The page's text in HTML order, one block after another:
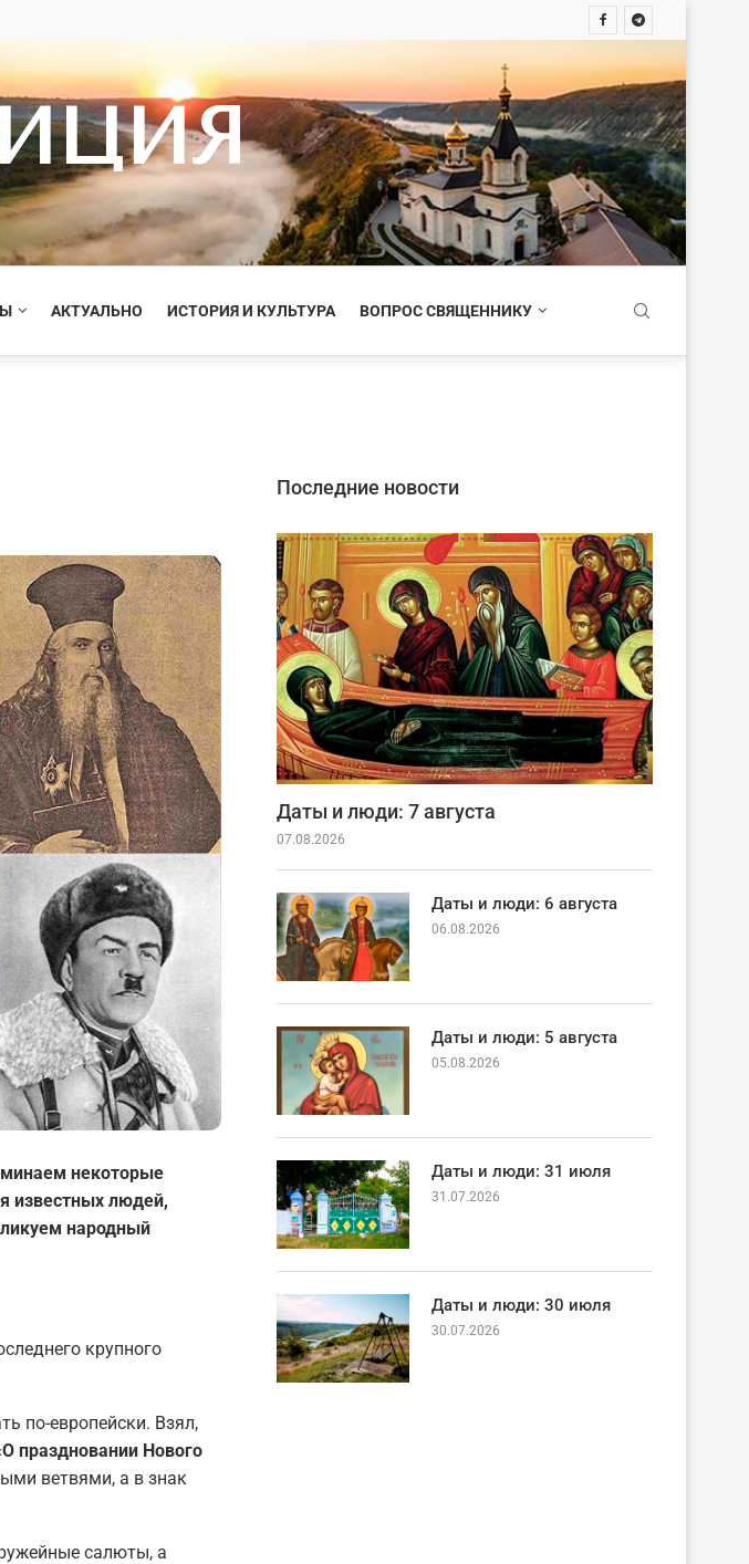
АКТУАЛЬНО ИСТОРИЯ И КУЛЬТУРА ВОПРОС СВЯЩЕННИКУ
некоторые
известных людей,
народный
крупного
по-европейски. Взял,
праздновании Нового
ветвями, а в знак
салюты, а
Последние новости
Даты и люди: 7 августа
07.08.2026
Даты и люди: 6 августа
06.08.2026
Даты и люди: 5 августа
05.08.2026
Даты и люди: 31 июля
31.07.2026
Даты и люди: 30 июля
30.07.2026